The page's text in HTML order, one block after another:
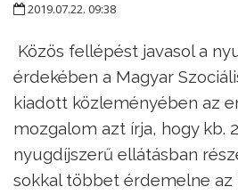
2019.07.22. 09:38
Közös fellépést javasol a
érdekében a Magyar
kiadott közleményében az
mozgalom azt írja, hogy kb.
nyugdíjszerű ellátásban
sokkal többet érdemelne az